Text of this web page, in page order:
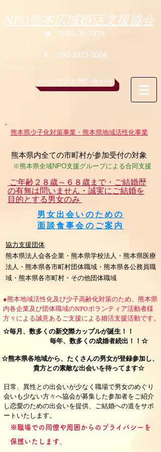
NPO熊本広域婚活支援協会
☎ 0965-35-7278
📱 080-3973-3084
メールでのお問い合わせ
熊本県少子化対策事業・熊本県地域活性化事業
熊本県内全ての市町村が参加受付の対象
※熊本県全域NPO支援グループによる合同支援​
ご年齢２８歳～６８歳まで・ご結婚歴
の有無は問いません・誠実にご結婚を
目的とする男女のみ
男女出会いのための
面談食事会のご案内
協力支援団体
熊本県法人会各企業・熊本県学校法人・熊本県医療
法人・熊本県各市町村団体職域・熊本県各公務員職
域・熊本県各市町村・その他団体職域
●熊本地域活性化及び少子高齢化対策のため、熊本県
内各企業及び団体職域のNPOボランティア活動者様
方々による誠意あるご支援による婚活支援活動です。
☆毎月、数多くの新交際カップルが誕生！！
毎年、数多くの成婚者続出！！☆
☆熊本県各地域から、たくさんの男女が登録参加し、
貴方との素敵な出会いを待ってます☆
日常、異性との出会いが少なく職場で男女のめぐり
会いも少ない方々へ協会が募集した参加者をご紹介
し恋愛のための出会いを提供、ご結婚への道をサポ
ートいたします。
※職場での同僚や周囲からのプライバシーを
保護いたします。